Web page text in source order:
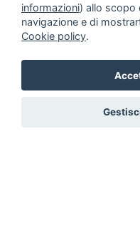
informazioni) allo scopo
navigazione e di
Cookie policy.